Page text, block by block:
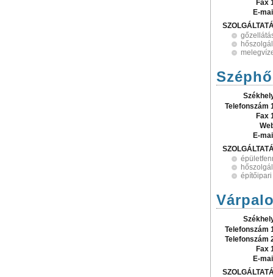
Fax
E-
Telefonszám
Fax
E-
Telefonszám
Telefonszám
Fax
E-